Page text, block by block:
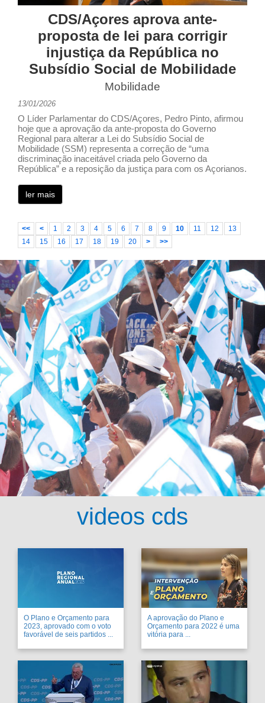
CDS/Açores aprova ante-
proposta de lei para corrigir
injustiça da República no
Subsídio Social de Mobilidade
Mobilidade
13/01/2026
O Líder Parlamentar do CDS/Açores, Pedro Pinto, afirmou
hoje que a aprovação da ante-proposta do Governo
Regional para alterar a Lei do Subsídio Social de
Mobilidade (SSM) representa a correção de “uma
discriminação inaceitável criada pelo Governo da
República” e a reposição da justiça para com os Açorianos.
ler mais
<< < 1 2 3 4 5 6 7 8 9 10 11 12
13
14
15 16 17 18 19 20 > >>
videos cds
O Plano e Orçamento para
2023, aprovado com o voto
favorável de seis partidos ...
A aprovação do Plano e
Orçamento para 2022 é uma
vitória para ...